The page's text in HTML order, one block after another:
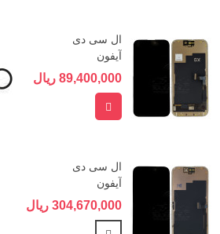
ال سی دی
آیفون
IPHONE 15
89,400,000 ریال
ال سی دی
آیفون
IPHONE 15
304,670,000 ریال